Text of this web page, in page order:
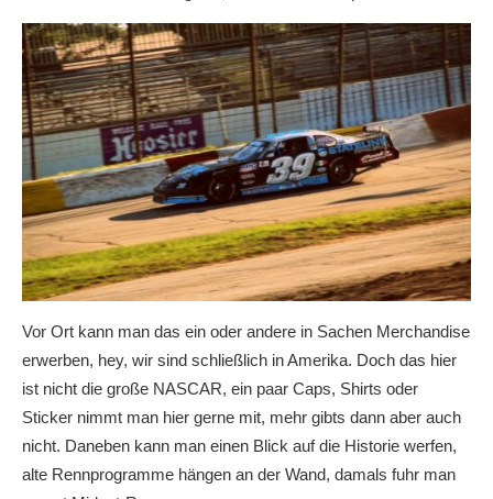
Vor Ort kann man das ein oder andere in Sachen Merchandise
erwerben, hey, wir sind schließlich in Amerika. Doch das hier
ist nicht die große NASCAR, ein paar Caps, Shirts oder
Sticker nimmt man hier gerne mit, mehr gibts dann aber auch
nicht. Daneben kann man einen Blick auf die Historie werfen,
alte Rennprogramme hängen an der Wand, damals fuhr man